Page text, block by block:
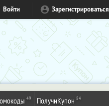
Войти Зарегистрироваться
49 ПолучиКупон 84